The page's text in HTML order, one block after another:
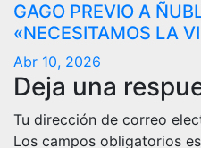
GAGO PREVIO A
«NECESITAMOS LA
Abr 10, 2026
Deja una
Tu dirección de correo
Los campos obligatorios